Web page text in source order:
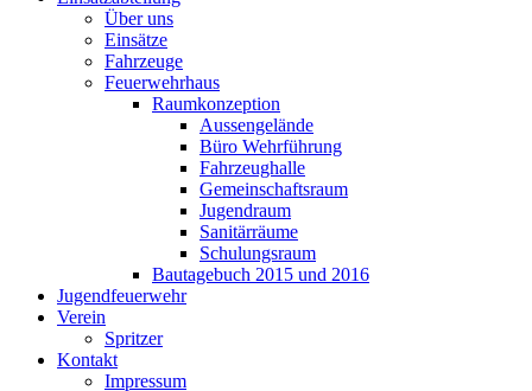
Über uns
Einsätze
Fahrzeuge
Feuerwehrhaus
Raumkonzeption
Aussengelände
Büro Wehrführung
Fahrzeughalle
Gemeinschaftsraum
Jugendraum
Sanitärräume
Schulungsraum
Bautagebuch 2015 und 2016
Jugendfeuerwehr
Verein
Spritzer
Kontakt
Impressum